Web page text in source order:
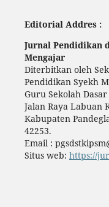
Editorial Addres :
Jurnal Pendidikan
Mengajar
Diterbitkan oleh
Pendidikan Syekh
Guru Sekolah Dasar
Jalan Raya Labuan
Kabupaten
42253.
Email :
Situs web: https://